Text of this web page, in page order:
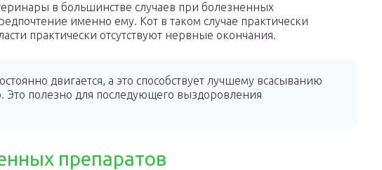
в большинстве случаев при болезненных
именно ему. Кот в таком случае практически
практически отсутствуют нервные окончания.
двигается, а это способствует лучшему всасыванию
Это полезно для последующего выздоровления
препаратов